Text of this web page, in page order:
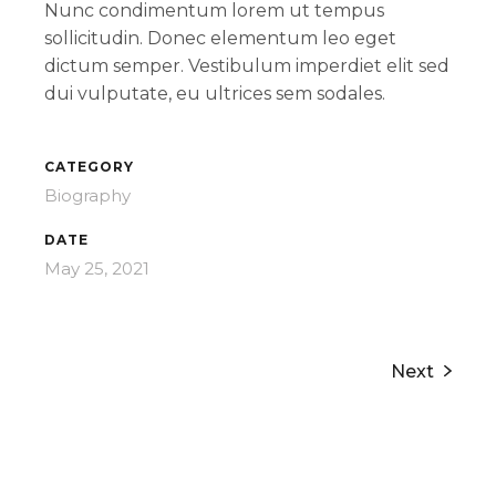
Nunc condimentum lorem ut tempus
sollicitudin. Donec elementum leo eget
dictum semper. Vestibulum imperdiet elit sed
dui vulputate, eu ultrices sem sodales.
CATEGORY
Biography
DATE
May 25, 2021
Next